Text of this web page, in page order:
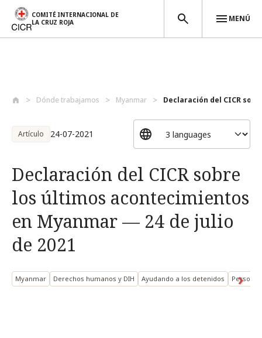
COMITÉ INTERNACIONAL DE
LA CRUZ ROJA
MENÚ
Dónde trabajamos Myanmar Declaración del CICR
Artículo 24-07-2021
Declaración del CICR sobre
los últimos acontecimientos
en Myanmar — 24 de julio
de 2021
Myanmar Derechos humanos y DIH Ayudando a los detenidos